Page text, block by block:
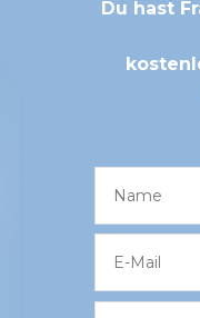
Du hast